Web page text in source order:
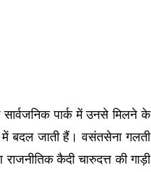
पार्क में उनसे मिलने के
बदल जाती हैं। वसंतसेना गलती
कैदी चारुदत्त की गाड़ी